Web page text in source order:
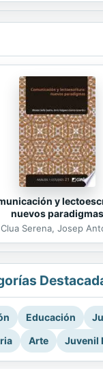
y
nuevos paradigmas
Clua Serena, Josep
Educación
Arte Juvenil